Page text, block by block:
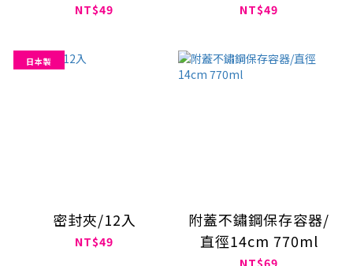
NT$49 NT$49
日本製
密封夾/12入
NT$49
附蓋不鏽鋼保存容器/
直徑14cm 770ml